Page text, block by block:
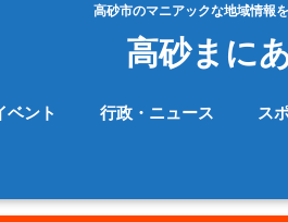
高砂市のマニアックな地域情報
高砂まに
ベント 行政・ニュース ス